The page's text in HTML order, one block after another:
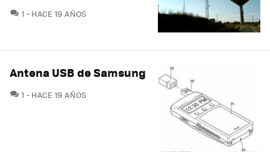
1 COMENTARIOS
HACE 19 AÑOS
Antena USB de Samsung
1 COMENTARIOS
HACE 19 AÑOS